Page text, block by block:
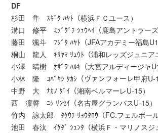
DF
杉田 隼 ｽｷﾞﾀ ﾊﾔﾄ（横浜ＦＣユース）
溝口 修平 ﾐｿﾞｸﾞﾁ ｼｭｳﾍｲ（鹿島アントラーズ
藤田 颯斗 ﾌｼﾞﾀ ﾊﾔﾄ（JFAアカデミー福島
桐山 龍人 ｷﾘﾔﾏ ﾘｭｳﾄ（浦和レッズジュニア
小澤 晴樹 ｵｻﾞﾜ ﾊﾙｷ（大宮アルディージャ
小林 隆 ｺﾊﾞﾔｼ ﾀｶｼ（ヴァンフォーレ甲府U-
中野 大 ﾅｶﾉ ﾀﾞｲ（湘南ベルマーレU-15）
西 凜誓 ﾆｼ ﾘﾝｾｲ（名古屋グランパスU-15）
竹内 諒太郎 ﾀｹｳﾁ ﾘｮｳﾀﾛｳ（FC.フェルボール
池田 春汰 ｲｹﾀﾞ ｼｭﾝﾀ（横浜Ｆ・マリノスジ